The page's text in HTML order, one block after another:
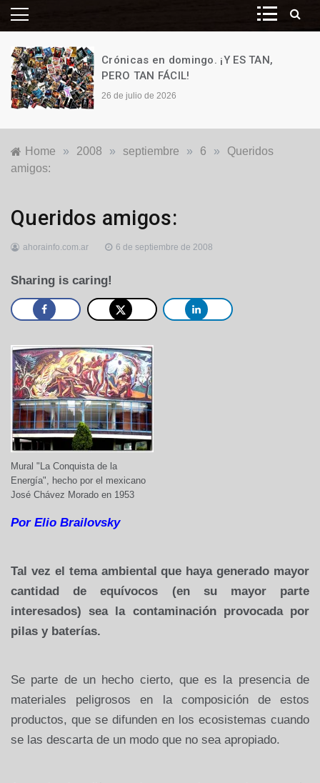
Crónicas en domingo. ¡Y ES TAN,
PERO TAN FÁCIL!
26 de julio de 2026
Home » 2008 » septiembre » 6 »
Queridos
amigos:
Locales
Queridos amigos:
ahorainfo.com.ar 6 de septiembre de 2008
Sharing is caring!
Mural "La Conquista de la
Energía", hecho por el mexicano
José Chávez Morado en 1953
Por Elio Brailovsky
Tal vez el tema ambiental que haya generado mayor
cantidad de equívocos (en su mayor parte
interesados) sea la contaminación provocada por
pilas y baterías.
Se parte de un hecho cierto, que es la presencia de
materiales peligrosos en la composición
de estos
productos, que se difunden en los ecosistemas cuando
se las descarta de un modo que no sea apropiado.